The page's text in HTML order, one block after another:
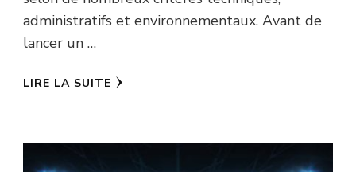
administratifs et environnementaux. Avant de
lancer un …
LIRE LA SUITE